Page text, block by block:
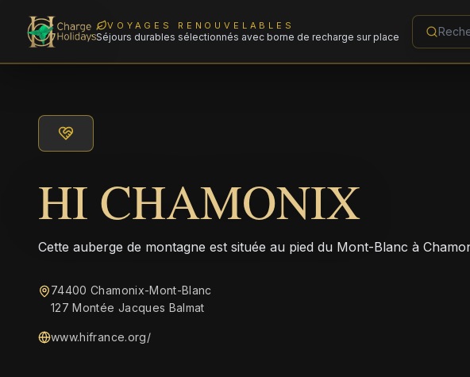
VOYAGES RENOUVELABLES
Séjours durables sélectionnés avec borne de recharge sur place
HI CHAMONIX
Cette auberge de montagne est située au pied du Mont-Blanc à
74400 Chamonix-Mont-Blanc
127 Montée Jacques Balmat
www.hifrance.org/